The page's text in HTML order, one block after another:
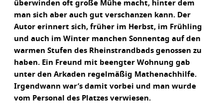
überwinden oft große Mühe macht, hinter dem
man sich aber auch gut verschanzen kann. Der
Autor erinnert sich, früher im Herbst, im Frühling
und auch im Winter manchen Sonnentag auf den
warmen Stufen des Rheinstrandbads genossen zu
haben. Ein Freund mit beengter Wohnung gab
unter den Arkaden regelmäßig Mathenachhilfe.
Irgendwann war’s damit vorbei und man wurde
vom Personal des Platzes verwiesen.